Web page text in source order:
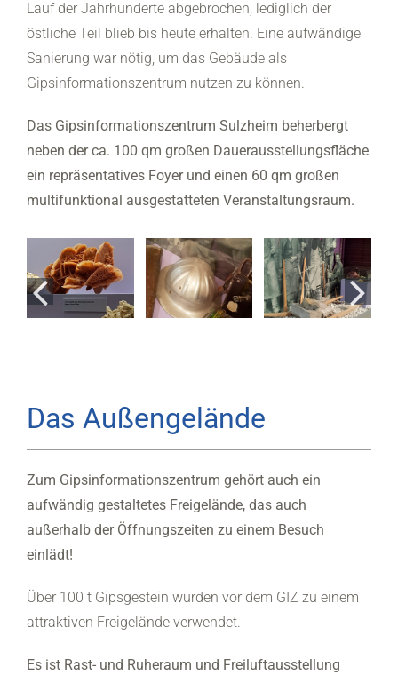
Lauf der Jahrhunderte abgebrochen, lediglich der
östliche Teil blieb bis heute erhalten. Eine aufwändige
Sanierung war nötig, um das Gebäude als
Gipsinformationszentrum nutzen zu können.
Das Gipsinformationszentrum Sulzheim beherbergt
neben der ca. 100 qm großen Dauerausstellungsfläche
ein repräsentatives Foyer und einen 60 qm großen
multifunktional ausgestatteten Veranstaltungsraum.
Das Außengelände
Zum Gipsinformationszentrum gehört auch ein
aufwändig gestaltetes Freigelände, das auch
außerhalb der Öffnungszeiten zu einem Besuch
einlädt!
Über 100 t Gipsgestein wurden vor dem GIZ zu einem
attraktiven Freigelände verwendet.
Es ist Rast- und Ruheraum und Freiluftausstellung